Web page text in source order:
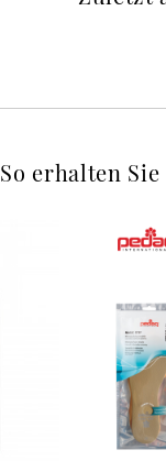
So erhalten